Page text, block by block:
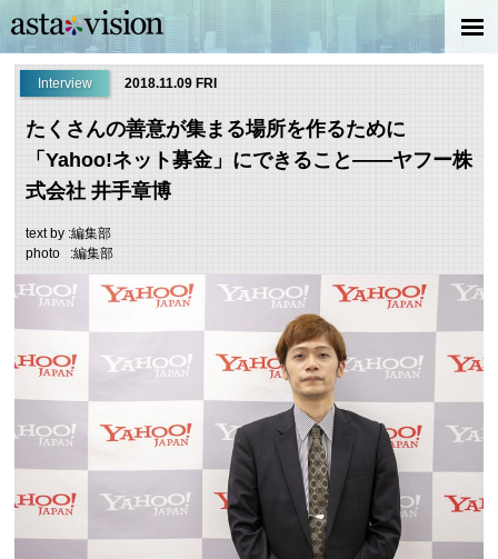
Interview 2018.11.09 FRI
たくさんの善意が集まる場所を作るために
「Yahoo!ネット募金」にできること——ヤフー株
式会社 井手章博
text by :編集部
photo :編集部